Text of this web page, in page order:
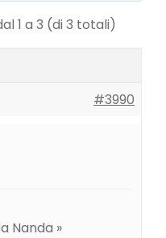
1 a 3 (di 3 totali)
#3990
Nanda »